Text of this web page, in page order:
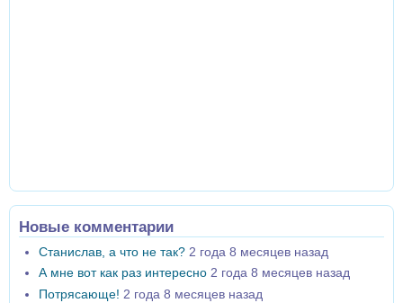
Новые комментарии
Станислав, а что не так? 2 года 8 месяцев назад
А мне вот как раз интересно 2 года 8 месяцев назад
Потрясающе! 2 года 8 месяцев назад